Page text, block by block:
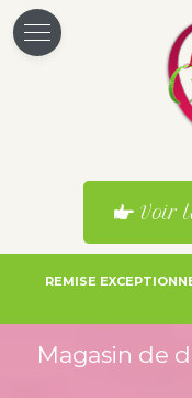
Voir
REMISE
Magasin de